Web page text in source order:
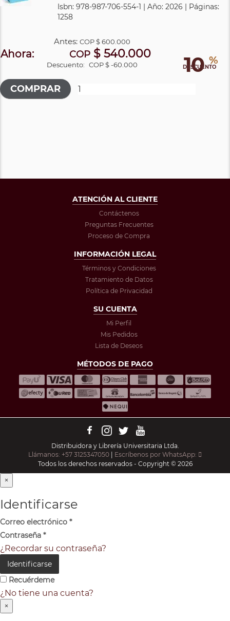
Isbn: 978-987-706-554-1 | Año: 2026 | Páginas:
1258
10 %
DESCUENTO
Antes: COP$ 600.000
Ahora: COP$ 540.000
Descuento: COP $ -60.000
ATENCIÓN AL CLIENTE
Contáctenos
Preguntas Frecuentes
Proceso de Compra
INFORMACIÓN LEGAL
Términos y Condiciones
Tratamiento de Datos
Política de Privacidad
SU CUENTA
Mi Perfil
Mis Pedidos
Lista de Deseos
MÉTODOS DE PAGO
Distribuidora y Librería Universitaria Ltda.
Llámanos: +57 3125347050 | Escríbenos por WhatsApp:
Todos los derechos reservados - Copyright © 2026
×
Identificarse
Correo electrónico *
Contraseña *
¿Recordar su contraseña?
Identificarse
Recuérdeme
¿No tiene una cuenta?
×